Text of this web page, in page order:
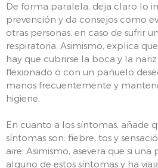
De forma paralela, deja claro lo
prevención y da consejos como
otras personas, en caso de sufrir
respiratoria. Asimismo, explica
hay que cubrirse la boca y la
flexionado o con un pañuelo
manos frecuentemente y
higiene.
En cuanto a los síntomas, añade
síntomas son: fiebre, tos y
aire. Asimismo, asevera que si
alguno de estos síntomas y ha